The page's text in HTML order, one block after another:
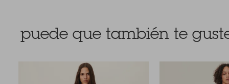
puede que también te